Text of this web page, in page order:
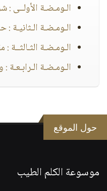
الـومـضـة الأولــى
الـومـضـة الـثانيـة :
الـومـضـة الثـالثــة
الـومـضـة الـرابـعـة
حول الموقع
موسوعة الكلم الطيب